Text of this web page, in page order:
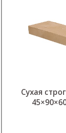
Сухая